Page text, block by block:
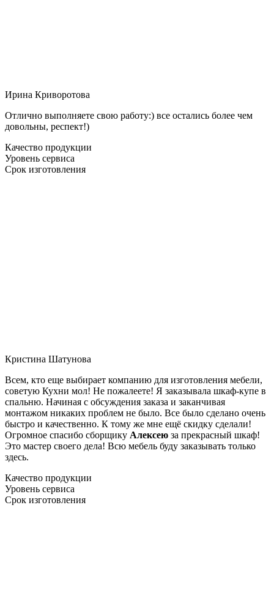
Ирина Криворотова
Отлично выполняете свою работу:) все остались более чем
довольны, респект!)
Качество продукции
Уровень сервиса
Срок изготовления
Кристина Шатунова
Всем, кто еще выбирает компанию для изготовления мебели,
советую Кухни мол! Не пожалеете! Я заказывала шкаф-купе в
спальню. Начиная с обсуждения заказа и заканчивая
монтажом никаких проблем не было. Все было сделано очень
быстро и качественно. К тому же мне ещё скидку сделали!
Огромное спасибо сборщику Алексею за прекрасный шкаф!
Это мастер своего дела! Всю мебель буду заказывать только
здесь.
Качество продукции
Уровень сервиса
Срок изготовления